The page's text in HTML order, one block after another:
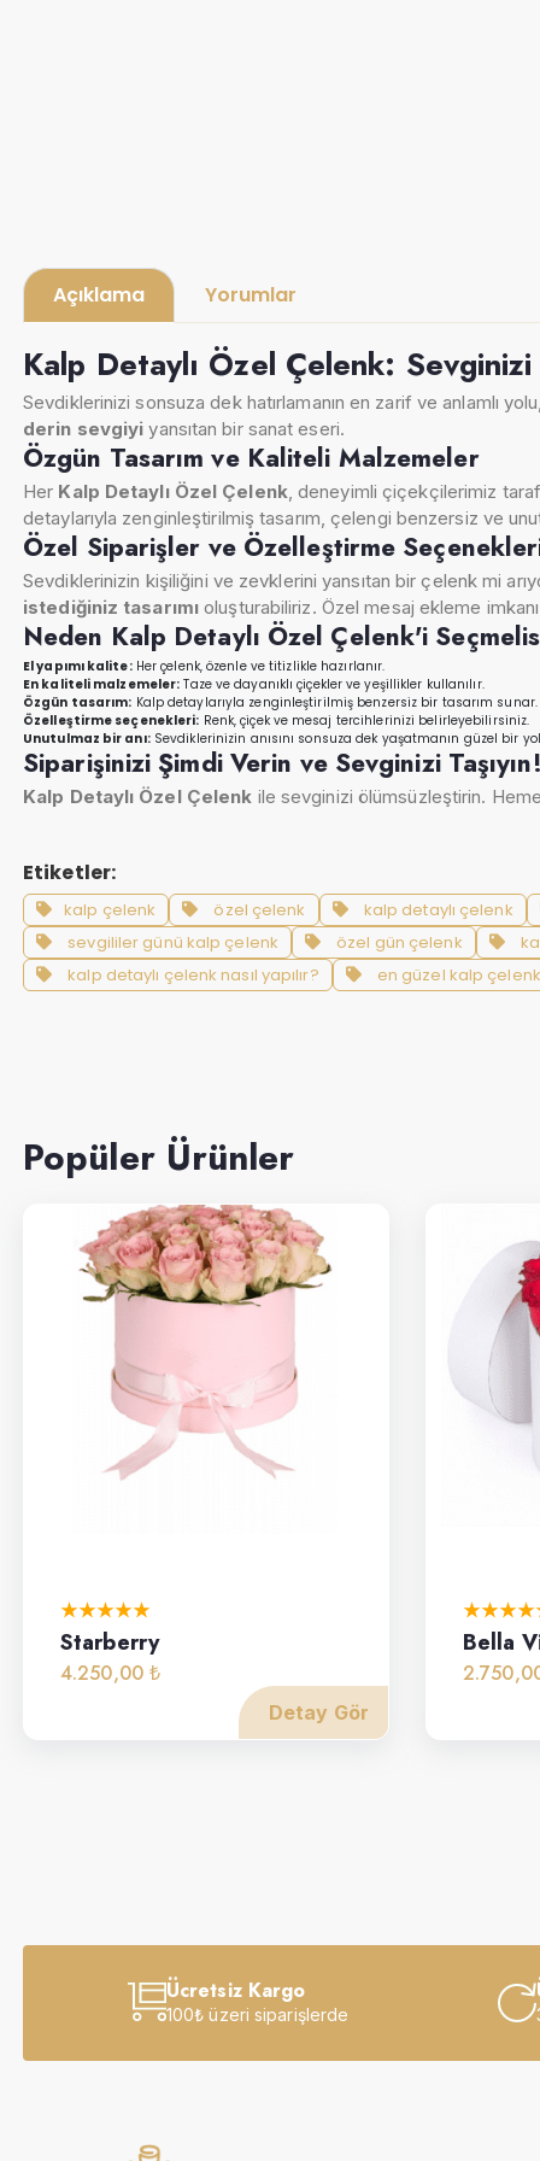
Açıklama Yorumlar
Kalp Detaylı Özel Çelenk: Sevginizi
Sevdiklerinizi sonsuza dek hatırlamanın en zarif ve anlamlı yolu,
derin sevgiyi yansıtan bir sanat eseri.
Özgün Tasarım ve Kaliteli Malzemeler
Her Kalp Detaylı Özel Çelenk, deneyimli çiçekçilerimiz
detaylarıyla zenginleştirilmiş tasarım, çelengi benzersiz ve
Özel Siparişler ve Özelleştirme
Sevdiklerinizin kişiliğini ve zevklerini yansıtan bir çelenk mi
istediğiniz tasarımı oluşturabiliriz. Özel mesaj ekleme
Neden Kalp Detaylı Özel Çelenk'i
El yapımı kalite:Her çelenk, özenle ve titizlikle hazırlanır.
En kaliteli malzemeler: Taze ve dayanıklı çiçekler ve yeşillikler kullanılır.
Özgün tasarım: Kalp detaylarıyla zenginleştirilmiş benzersiz bir tasarım sunar.
Özelleştirme seçenekleri: Renk, çiçek ve mesaj tercihlerinizi belirleyebilirsiniz.
Unutulmaz bir anı:Sevdiklerinizin anısını sonsuza dek yaşatmanın güzel bir
Siparişinizi Şimdi Verin ve Sevginizi Taşıyın!
Kalp Detaylı Özel Çelenk ile sevginizi ölümsüzleştirin.
Etiketler:
kalp çelenk özel çelenk kalp detaylı çelenk
sevgililer günü kalp çelenk
özel gün çelenk
kalp detaylı çelenk nasıl yapılır?
en güzel kalp
Popüler Ürünler
Starberry
4.250,00 ₺
Detay Gör
Bella
Ücretsiz Kargo
100₺ üzeri siparişlerde